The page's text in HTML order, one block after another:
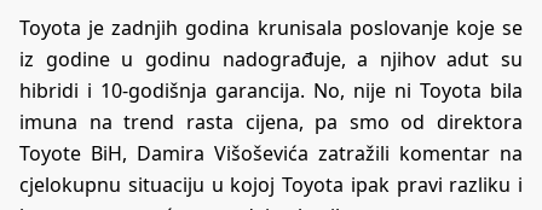
Toyota je zadnjih godina krunisala poslovanje koje se
iz godine u godinu nadograđuje, a njihov adut su
hibridi i 10-godišnja garancija. No, nije ni Toyota bila
imuna na trend rasta cijena, pa smo od direktora
Toyote BiH, Damira Višoševića zatražili komentar na
cjelokupnu situaciju u kojoj Toyota ipak pravi razliku i